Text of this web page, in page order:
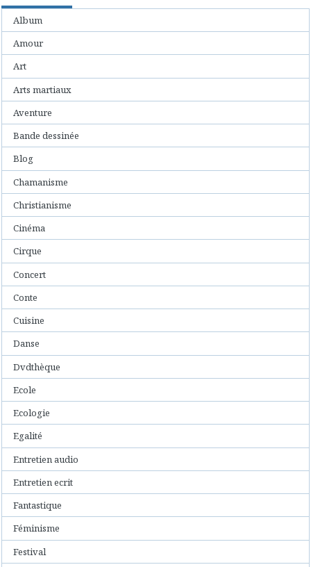
Album
Amour
Art
Arts martiaux
Aventure
Bande dessinée
Blog
Chamanisme
Christianisme
Cinéma
Cirque
Concert
Conte
Cuisine
Danse
Dvdthèque
Ecole
Ecologie
Egalité
Entretien audio
Entretien ecrit
Fantastique
Féminisme
Festival